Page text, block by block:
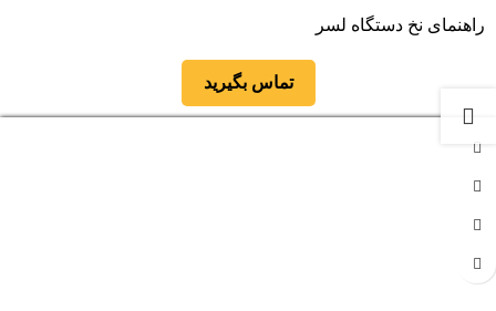
راهنمای نخ دستگاه لسر
تماس بگیرید